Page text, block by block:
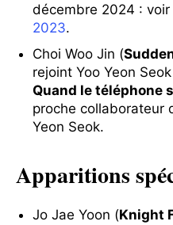
décembre 2024 :
2023.
Choi Woo Jin (
rejoint Yoo Yeon
Quand le téléphone
proche collaborateur
Yeon Seok.
Apparitions
Jo Jae Yoon (Knight